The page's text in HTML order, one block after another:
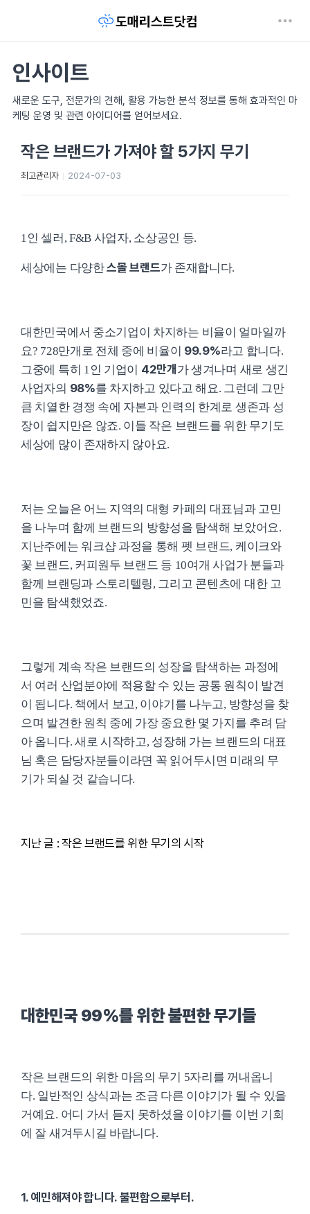
인사이트
새로운 도구, 전문가의 견해, 활용 가능한 분석 정보를 통해 효과적인 마
케팅 운영 및 관련 아이디어를 얻어보세요.
작은 브랜드가 가져야 할 5가지 무기
최고관리자 2024-07-03
1인 셀러, F&B 사업자, 소상공인 등.
세상에는 다양한스몰 브랜드가 존재합니다.
대한민국에서 중소기업이 차지하는 비율이 얼마일까
요? 728만개로 전체 중에 비율이 99.9%라고 합니다.
그중에 특히 1인 기업이 42만개 가 생겨나며 새로 생긴
사업자의 98%를 차지하고 있다고 해요. 그런데 그만
큼 치열한 경쟁 속에 자본과 인력의 한계로 생존과 성
장이 쉽지만은 않죠. 이들 작은 브랜드를 위한 무기도
세상에 많이 존재하지 않아요.
저는 오늘은 어느 지역의 대형 카페의 대표님과 고민
을 나누며 함께 브랜드의 방향성을 탐색해 보았어요.
지난주에는 워크샵 과정을 통해 펫 브랜드, 케이크와
꽃 브랜드, 커피원두 브랜드 등 10여개 사업가 분들과
함께 브랜딩과 스토리텔링, 그리고 콘텐츠에 대한 고
민을 탐색했었죠.
그렇게 계속 작은 브랜드의 성장을 탐색하는 과정에
서 여러 산업분야에 적용할 수 있는 공통 원칙이 발견
이 됩니다. 책에서 보고, 이야기를 나누고, 방향성을 찾
으며 발견한 원칙 중에 가장 중요한 몇 가지를 추려 담
아 옵니다. 새로 시작하고, 성장해 가는 브랜드의 대표
님 혹은 담당자분들이라면 꼭 읽어두시면 미래의 무
기가 되실 것 같습니다.
지난 글 : 작은 브랜드를 위한 무기의 시작
대한민국 99%를 위한 불편한 무기들
작은 브랜드의 위한 마음의 무기 5자리를 꺼내옵니
다. 일반적인 상식과는 조금 다른 이야기가 될 수 있을
거예요. 어디 가서 듣지 못하셨을 이야기를 이번 기회
에 잘 새겨두시길 바랍니다.
1. 예민해져야 합니다. 불편함으로부터.